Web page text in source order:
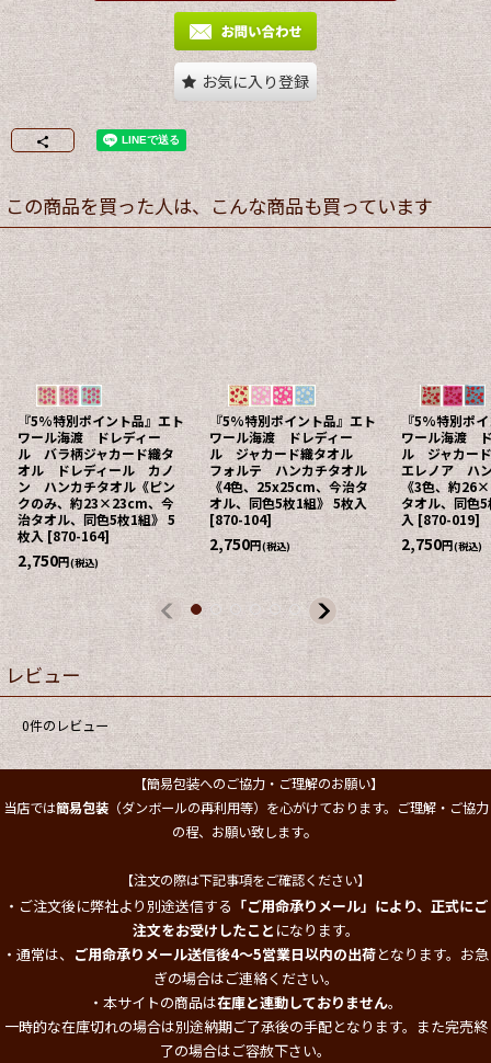
お気に入り登録
この商品を買った人は、こんな商品も買っています
『5%特別ポイント品』エト
ワール海渡 ドレディー
ル バラ柄ジャカード織タ
オル ドレディール カノ
ン ハンカチタオル《ピン
クのみ、約23×23cm、今
治タオル、同色5枚1組》 5
枚入 [870-164]
2,750円(税込)
『5%特別ポイント品』エト
ワール海渡 ドレディー
ル ジャカード織タオル
フォルテ ハンカチタオル
《4色、25x25cm、今治タ
オル、同色5枚1組》 5枚入
[870-104]
2,750円(税込)
『5%特別ポ
ワール海渡
ル ジャカー
エレノア ハ
《3色、約
タオル、同色
入 [870-019]
2,750円(税込)
レビュー
0件のレビュー
【簡易包装へのご協力・ご理解のお願い】
当店では簡易包装（ダンボールの再利用等）を心がけております。ご理解・ご協力
の程、お願い致します。
【注文の際は下記事項をご確認ください】
・ご注文後に弊社より別途送信する 「ご用命承りメール」により、正式にご
注文をお受けしたこと になります。
・通常は、 ご用命承りメール送信後4～5営業日以内の出荷となります。お急
ぎの場合はご連絡ください。
・本サイトの商品は在庫と連動しておりません。
一時的な在庫切れの場合は別途納期ご了承後の手配となります。また完売終
了の場合はご容赦下さい。